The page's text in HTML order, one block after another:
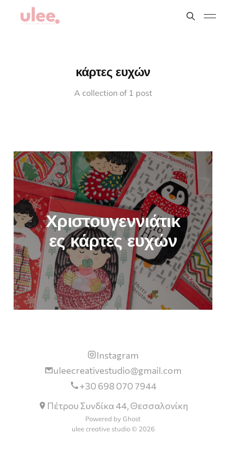
κάρτες ευχών
A collection of 1 post
Χριστουγεννιάτικ
ες κάρτες ευχών
Instagram
uleecreativestudio@gmail.com
+30 698 070 7944
Πέτρου Συνδίκα 44, Θεσσαλονίκη
Powered by Ghost
ulee creative studio © 2026